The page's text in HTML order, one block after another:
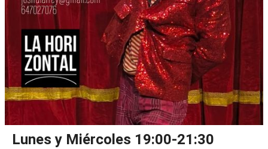
Lunes y Miércoles 19:00-21:30